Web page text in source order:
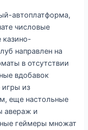
автоплатформа,
числовые
казино-
направлен на
в отсутствии
вдобавок
из
еще настольные
авераж и
геймеры множат